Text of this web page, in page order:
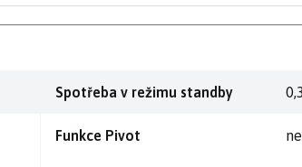
Spotřeba v režimu standby
Funkce Pivot ne